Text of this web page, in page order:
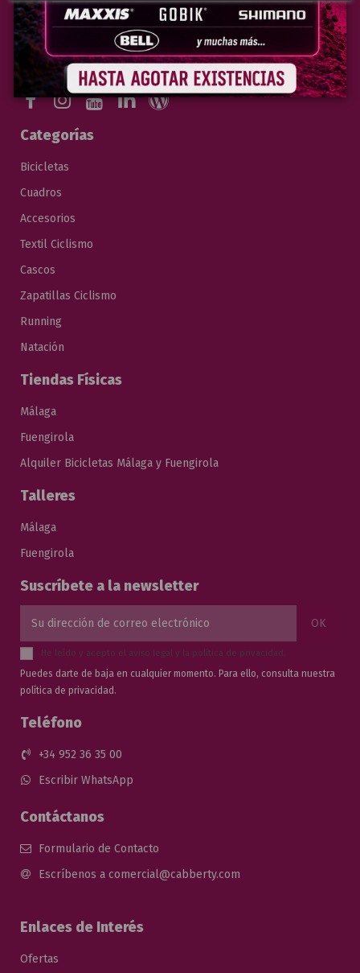
FAQs
Mapa del Sitio
Blog
Categorías
Bicicletas
Cuadros
Accesorios
Textil Ciclismo
Cascos
Zapatillas Ciclismo
Running
Natación
Tiendas Físicas
Málaga
Fuengirola
Alquiler Bicicletas Málaga y Fuengirola
Talleres
Málaga
Fuengirola
Suscríbete a la newsletter
He leído y acepto el aviso legal y la política de privacidad.
Puedes darte de baja en cualquier momento. Para ello, consulta nuestra
política de privacidad.
Teléfono
+34 952 36 35 00
Escribir WhatsApp
Contáctanos
Formulario de Contacto
Escríbenos a comercial@cabberty.com
Enlaces de Interés
Ofertas